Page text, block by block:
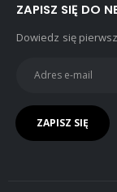
ZAPISZ SIĘ DO
Dowiedz się